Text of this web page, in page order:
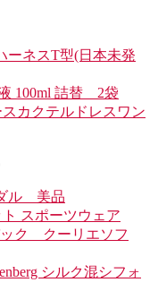
ネスT型(日本未発
100ml 詰替 2袋
カクテルドレスワン
ル 美品
ト スポーツウェア
ク クーリエソフ
シルク混シフォ